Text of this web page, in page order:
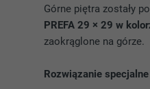
Górne piętra zostały
PREFA 29 × 29 w
zaokrąglone na górze.
Rozwiązanie